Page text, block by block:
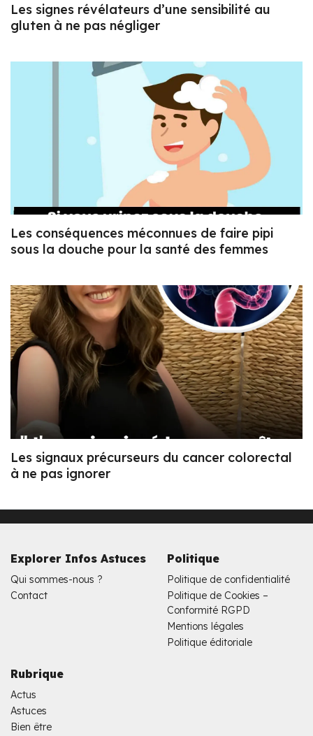
Les signes révélateurs d’une sensibilité au
gluten à ne pas négliger
Les conséquences méconnues de faire pipi
sous la douche pour la santé des femmes
Les signaux précurseurs du cancer colorectal
à ne pas ignorer
Explorer Infos Astuces
Qui sommes-nous ?
Contact
Politique
Politique de confidentialité
Politique de Cookies –
Conformité RGPD
Mentions légales
Politique éditoriale
Rubrique
Actus
Astuces
Bien être